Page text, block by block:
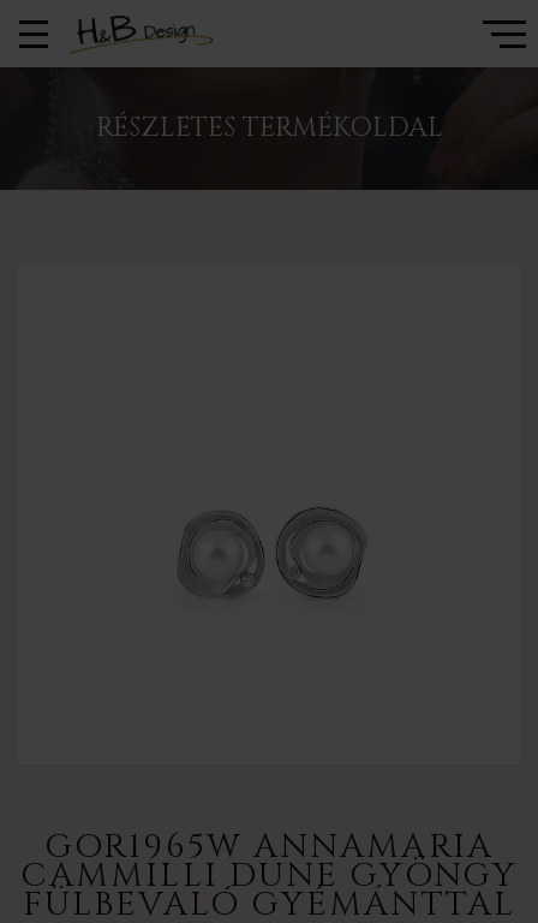
RÉSZLETES TERMÉKOLDAL
GOR1965W ANNAMARIA
CAMMILLI DUNE GYÖNGY
FÜLBEVALÓ GYÉMÁNTTAL